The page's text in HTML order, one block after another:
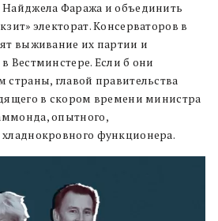
Фаража и объединить
электорат. Консерваторов в
выживание их партии и
Вестминстере. Если б они
главой правительства
в скором времени министра
опытного,
функционера.